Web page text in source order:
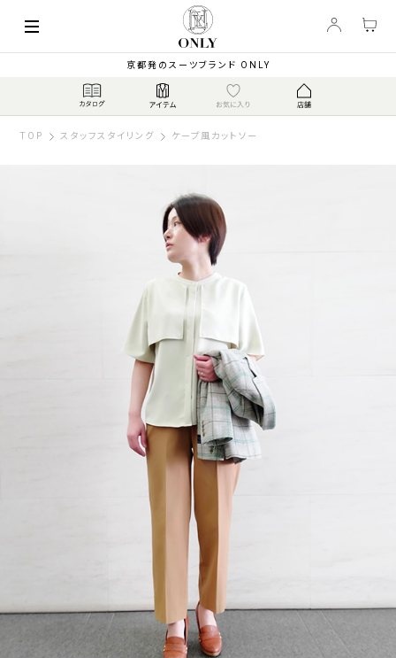
京都発のスーツブランド ONLY
TOP スタッフスタイリング ケープ風カットソー